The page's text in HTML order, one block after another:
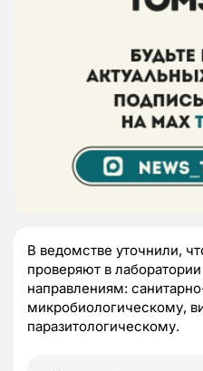
В ведомстве уточнили,
проверяют в
направлениям:
микробиологическому,
паразитологическому.